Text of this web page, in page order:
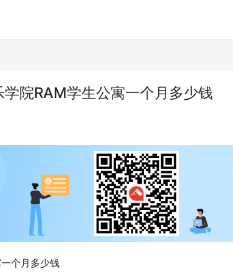
院RAM学生公寓一个月多少钱
个月多少钱